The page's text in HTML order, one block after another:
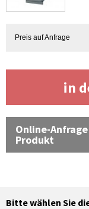
Preis auf Anfrage
in
Online-
Produkt
Bitte wählen Sie